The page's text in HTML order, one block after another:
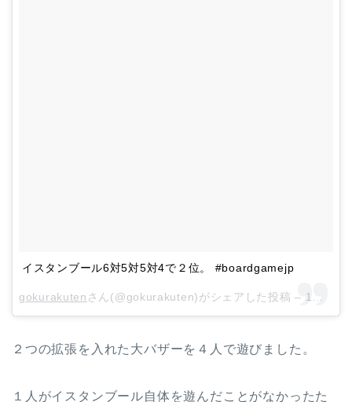
イスタンブール6対5対5対4で２位。 #boardgamejp
gokurakuten さん(@gokurakuten)がシェアした投稿 – 1月 21, 2018 at 8:19午前 PST
２つの拡張を入れた大バザーを４人で遊びました。
１人がイスタンブール自体を遊んだことがなかったた